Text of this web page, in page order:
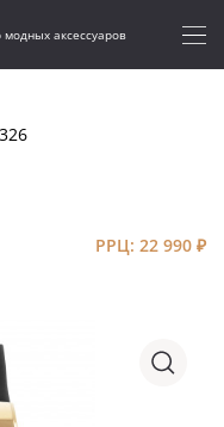
аксессуаров
РРЦ: 22 990 ₽